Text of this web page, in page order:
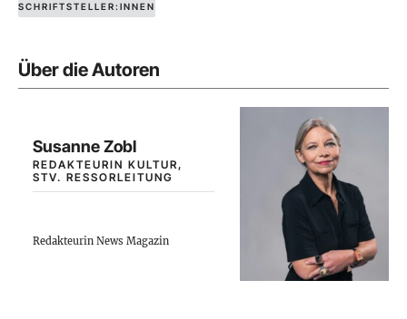
SCHRIFTSTELLER:INNEN
Über die Autoren
Susanne Zobl
REDAKTEURIN KULTUR,
STV. RESSORLEITUNG
Redakteurin News Magazin